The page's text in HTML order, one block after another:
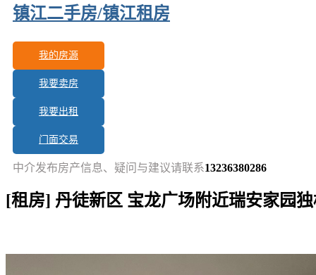
镇江二手房/镇江租房
更新房源：
中介发布房产信息、疑问与建议请联系13236380286
我的房源
我要卖房
我要出租
门面交易
[租房] 丹徒新区 宝龙广场附近瑞安家园